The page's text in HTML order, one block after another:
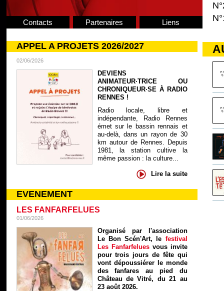
Contacts Partenaires Liens
APPEL A PROJETS 2026/2027
02/06/2026
DEVIENS
ANIMATEUR·TRICE OU
CHRONIQUEUR·SE À RADIO
RENNES !
Radio locale, libre et
indépendante, Radio Rennes
émet sur le bassin rennais et
au-delà, dans un rayon de 30
km autour de Rennes. Depuis
1981, la station cultive la
même passion : la culture...
Lire la suite
EVENEMENT
LES FANFARFELUES
01/06/2026
Organisé par l'association
Le Bon Scén'Art, le festival
Les Fanfarfelues vous invite
pour trois jours de fête qui
vont dépoussiérer le monde
des fanfares au pied du
Château de Vitré, du 21 au
23 août 2026.